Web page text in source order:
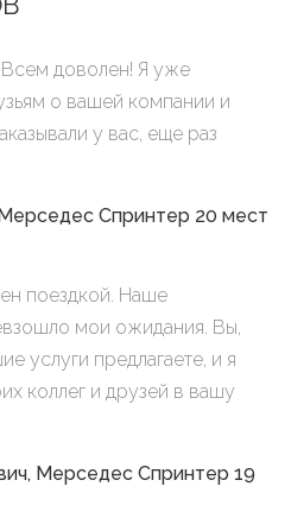
доволен! Я уже
о вашей компании и
у вас, еще раз
Спринтер 20 мест
поездкой. Наше
мои ожидания. Вы,
услуги предлагаете, и я
коллег и друзей в вашу
Мерседес Спринтер 19